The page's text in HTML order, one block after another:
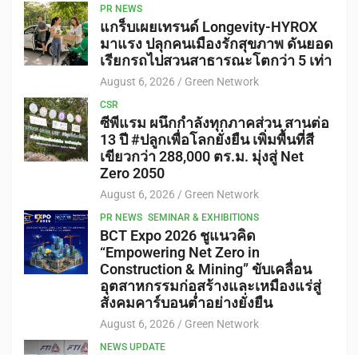
PR NEWS
แกร็บเผยเทรนด์ Longevity-HYROX
มาแรง ปลุกคนเมืองรักสุขภาพ ดันยอด
เรียกรถไปสวนสาธารณะโตกว่า 5 เท่า
August 6, 2026 Green Network
CSR
ซีพีแรม ผนึกกำลังทุกภาคส่วน สานต่อ
13 ปี #ปลูกเพื่อโลกยั่งยืน เพิ่มพื้นที่สี
เขียวกว่า 288,000 ตร.ม. มุ่งสู่ Net
Zero 2050
August 6, 2026 Green Network
PR NEWS SEMINAR & EXHIBITIONS
BCT Expo 2026 ชูแนวคิด
“Empowering Net Zero in
Construction & Mining” ขับเคลื่อน
อุตสาหกรรมก่อสร้างและเหมืองแร่สู่
สังคมคาร์บอนต่ำอย่างยั่งยืน
August 6, 2026 Green Network
NEWS UPDATE